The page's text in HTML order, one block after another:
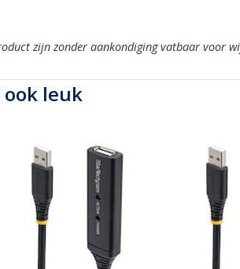
zijn zonder aankondiging vatbaar voor
leuk